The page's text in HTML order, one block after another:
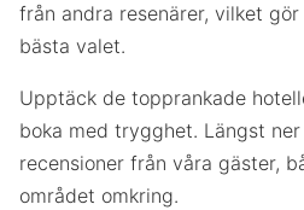
från andra resenärer, vilket
bästa valet.
Upptäck de topprankade
boka med trygghet. Längst
recensioner från våra gäster,
området omkring.